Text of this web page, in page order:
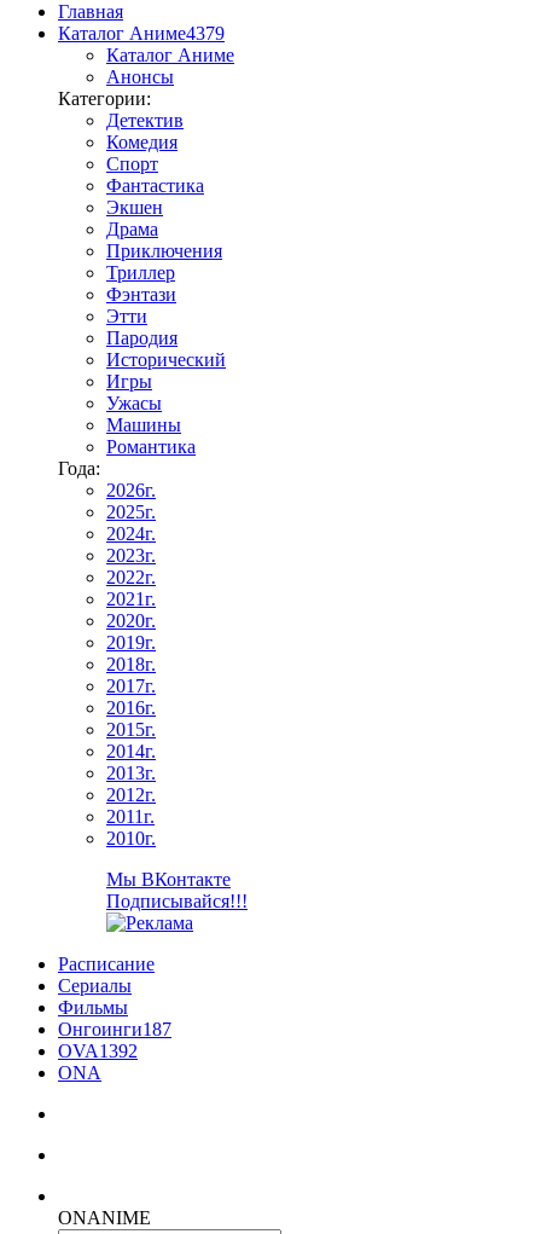
Главная
Каталог Аниме4379
Каталог Аниме
Анонсы
Категории:
Детектив
Комедия
Спорт
Фантастика
Экшен
Драма
Приключения
Триллер
Фэнтази
Этти
Пародия
Исторический
Игры
Ужасы
Машины
Романтика
Года:
2026г.
2025г.
2024г.
2023г.
2022г.
2021г.
2020г.
2019г.
2018г.
2017г.
2016г.
2015г.
2014г.
2013г.
2012г.
2011г.
2010г.
Мы ВКонтакте
Подписывайся!!!
Расписание
Сериалы
Фильмы
Онгоинги187
OVA1392
ONA
ONANIME